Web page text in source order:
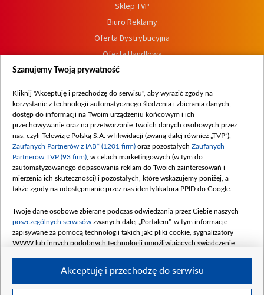
Sklep TVP
Biuro Reklamy
Oferta Dystrybucyjna
Oferta Handlowa
Dostępność
Procedura zgłoszeń wewnętrznych
Szanujemy Twoją prywatność
Kliknij "Akceptuję i przechodzę do serwisu", aby wyrazić zgody na
korzystanie z technologii automatycznego śledzenia i zbierania danych,
dostęp do informacji na Twoim urządzeniu końcowym i ich
przechowywanie oraz na przetwarzanie Twoich danych osobowych przez
nas, czyli Telewizję Polską S.A. w likwidacji (zwaną dalej również „TVP”),
Zaufanych Partnerów z IAB* (1201 firm) oraz pozostałych Zaufanych
Partnerów TVP (93 firm) , w celach marketingowych (w tym do
zautomatyzowanego dopasowania reklam do Twoich zainteresowań i
mierzenia ich skuteczności) i pozostałych, które wskazujemy poniżej, a
także zgody na udostępnianie przez nas identyfikatora PPID do Google.
Twoje dane osobowe zbierane podczas odwiedzania przez Ciebie naszych
poszczególnych serwisów zwanych dalej „Portalem”, w tym informacje
zapisywane za pomocą technologii takich jak: pliki cookie, sygnalizatory
WWW lub innych podobnych technologii umożliwiających świadczenie
Akceptuję i przechodzę do serwisu